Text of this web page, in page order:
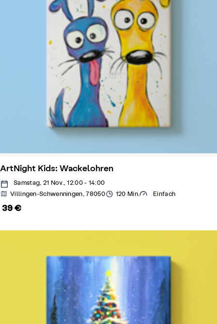
ArtNight Kids: Wackelohren
Samstag, 21 Nov., 12:00 - 14:00
Villingen-Schwenningen, 78050
120 Min. Einfach
39 €